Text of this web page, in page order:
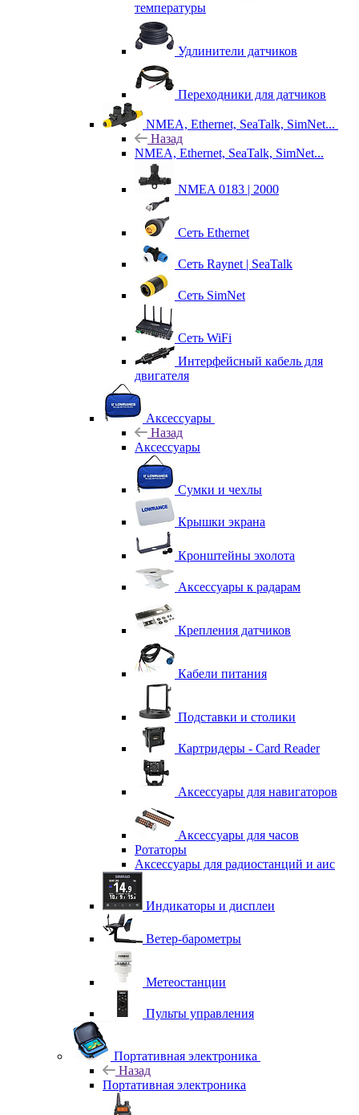
температуры
Удлинители датчиков
Переходники для датчиков
NMEA, Ethernet, SeaTalk, SimNet...
Назад
NMEA, Ethernet, SeaTalk, SimNet...
NMEA 0183 | 2000
Сеть Ethernet
Сеть Raynet | SeaTalk
Сеть SimNet
Сеть WiFi
Интерфейсный кабель для
двигателя
Аксессуары
Назад
Аксессуары
Сумки и чехлы
Крышки экрана
Кронштейны эхолота
Аксессуары к радарам
Крепления датчиков
Кабели питания
Подставки и столики
Картридеры - Card Reader
Аксессуары для навигаторов
Аксессуары для часов
Ротаторы
Аксессуары для радиостанций и аис
Индикаторы и дисплеи
Ветер-барометры
Метеостанции
Пульты управления
Портативная электроника
Назад
Портативная электроника